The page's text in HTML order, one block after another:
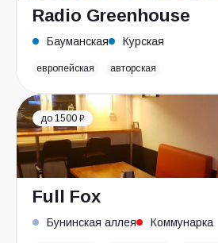
Radio Greenhouse
Бауманская Курская
европейская авторская
до 1500 ₽
Full Fox
Бунинская аллея Коммунарка